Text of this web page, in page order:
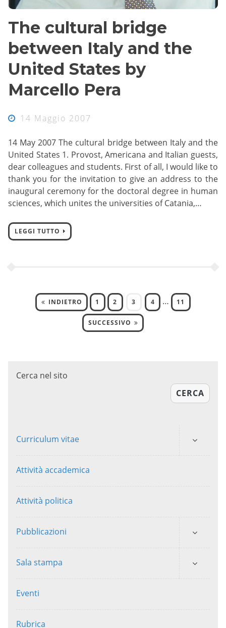
The cultural bridge
between Italy and the
United States by
Marcello Pera
14 Maggio 2007
14 May 2007 The cultural bridge between Italy and the
United States 1. Provost, Americana and Italian guests,
dear colleagues and students. First of all, I would like to
thank you for the invitation to give an address to the
inaugural ceremony for the doctoral degree in human
sciences, which unites the universities of Catania,…
LEGGI TUTTO
INDIETRO 1 2 3 4 … 11
SUCCESSIVO
Cerca nel sito
CERCA
Curriculum vitae
Attività accademica
Attività politica
Pubblicazioni
Sala stampa
Eventi
Rubrica